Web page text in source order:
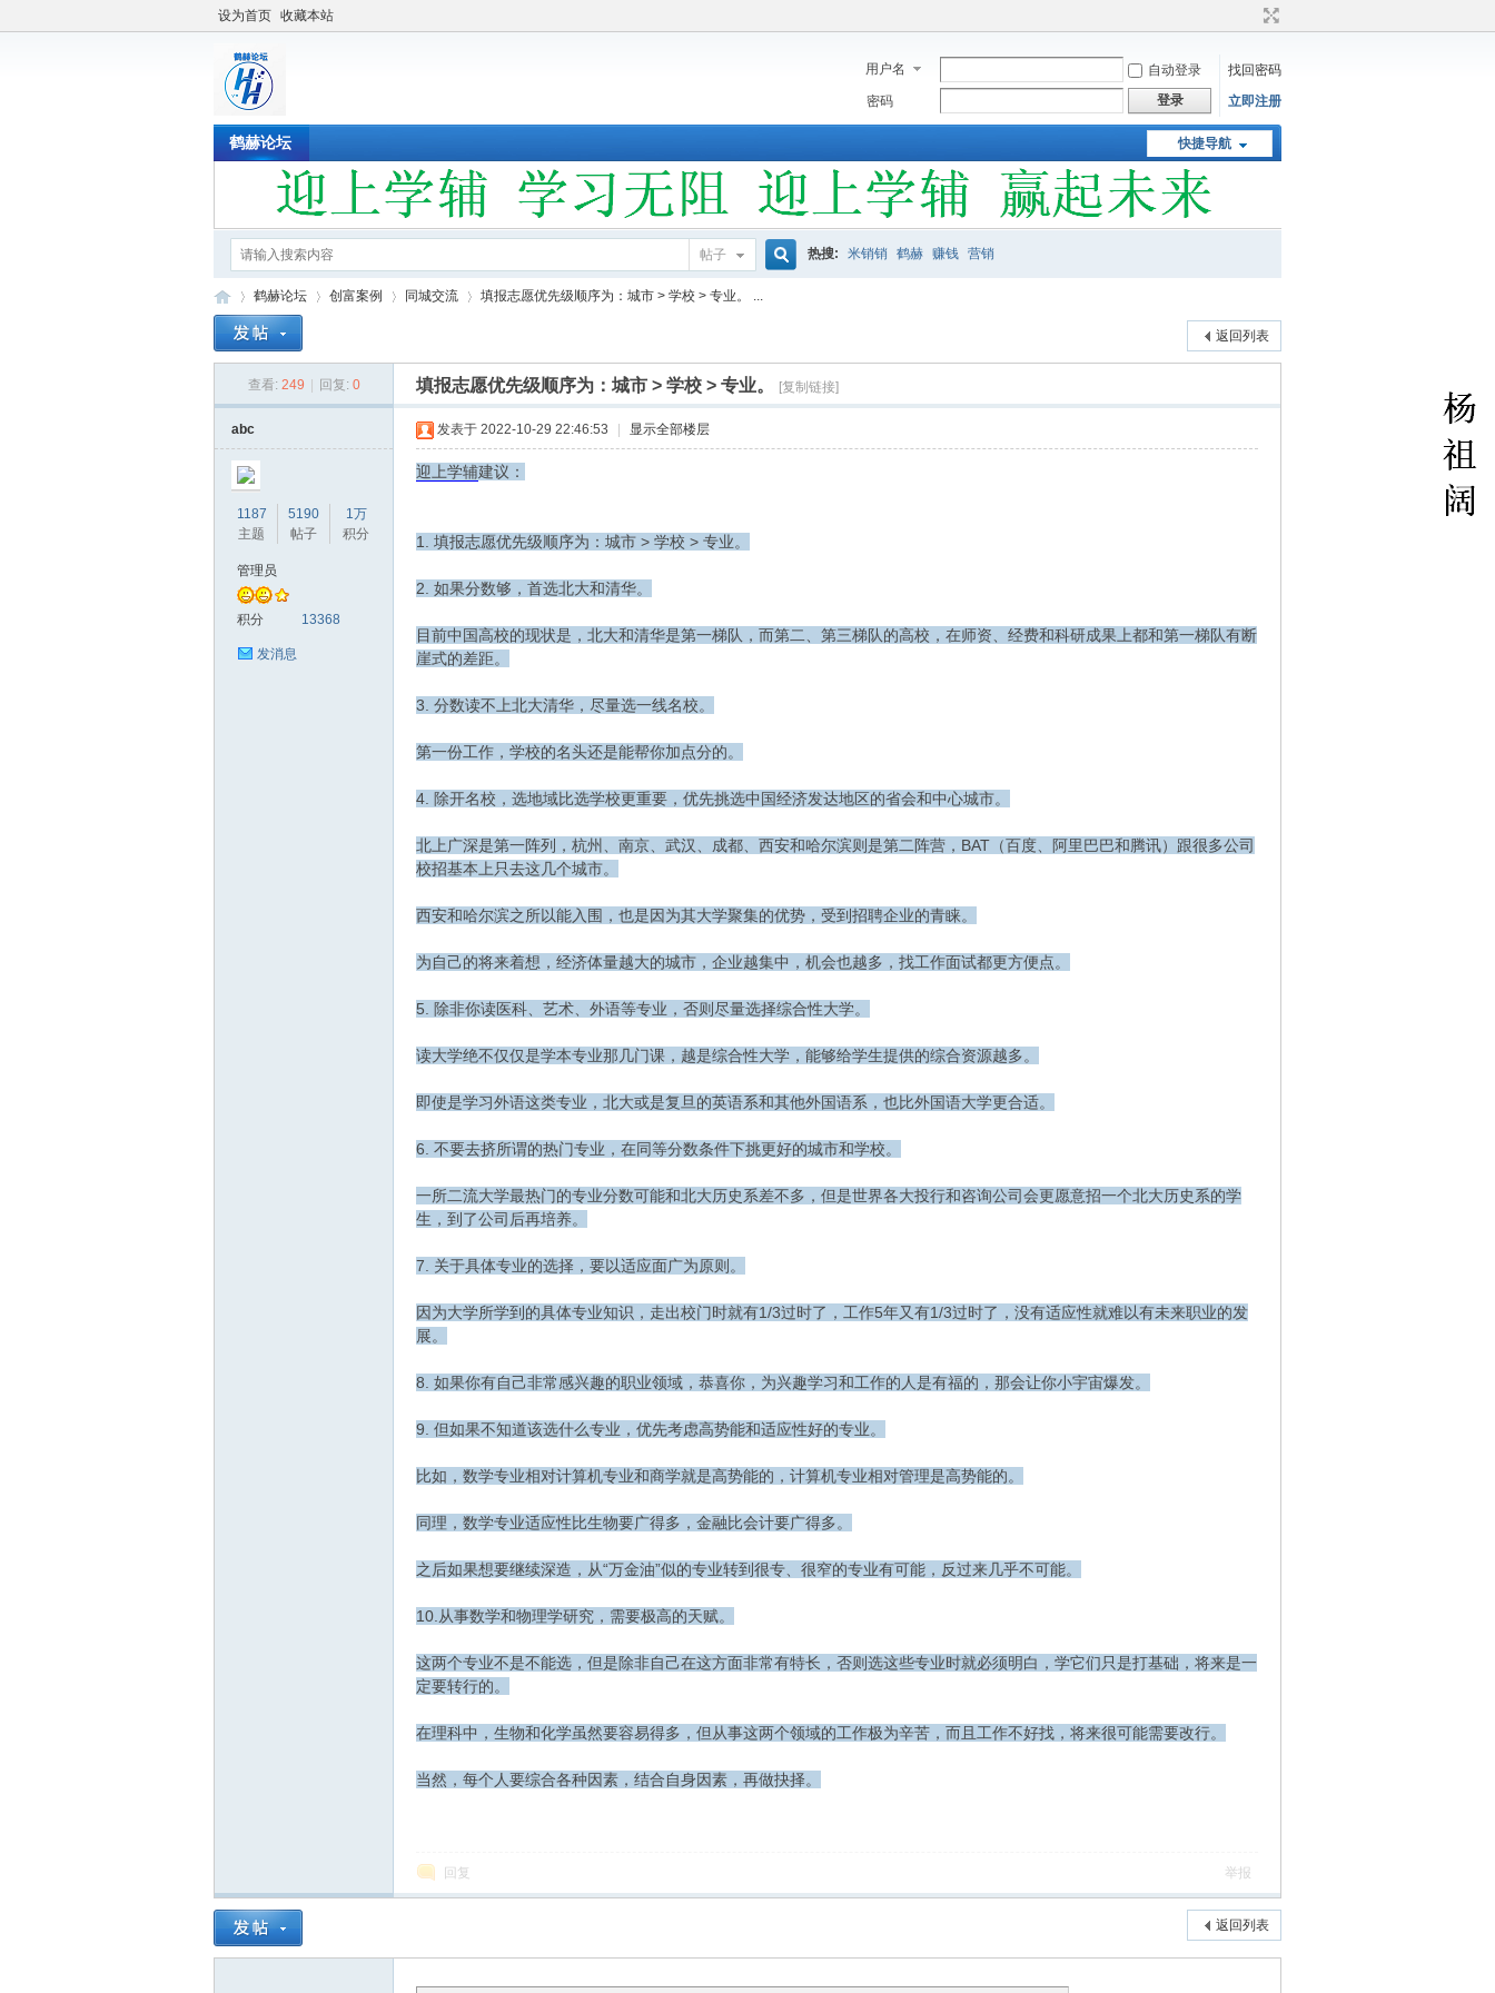
设为首页 收藏本站
用户名 自动登录
找回密码
密码
登录 立即注册
快捷导航
鹤赫论坛
帖子 热搜: 米销销 鹤赫 赚钱 营销
鹤赫论坛 创富案例 同城交流
›
填报志愿优先级顺序为：城市 > 学校 > 专业。 ...
返回列表
查看: 249 回复: 0 填报志愿优先级顺序为：城市 > 学校 > 专业。 [复制链接]
abc
1187
主题
5190
帖子
1万
积分
管理员
积分 13368
发消息
发表于 2022-10-29 22:46:53 显示全部楼层
迎上学辅建议：
1. 填报志愿优先级顺序为：城市 > 学校 > 专业。
2. 如果分数够，首选北大和清华。
目前中国高校的现状是，北大和清华是第一梯队，而第二、第三梯队的高校，在师资、经费和科研成果上都和第一梯队有断
崖式的差距。
3. 分数读不上北大清华，尽量选一线名校。
第一份工作，学校的名头还是能帮你加点分的。
4. 除开名校，选地域比选学校更重要，优先挑选中国经济发达地区的省会和中心城市。
北上广深是第一阵列，杭州、南京、武汉、成都、西安和哈尔滨则是第二阵营，BAT（百度、阿里巴巴和腾讯）跟很多公司
校招基本上只去这几个城市。
西安和哈尔滨之所以能入围，也是因为其大学聚集的优势，受到招聘企业的青睐。
为自己的将来着想，经济体量越大的城市，企业越集中，机会也越多，找工作面试都更方便点。
5. 除非你读医科、艺术、外语等专业，否则尽量选择综合性大学。
读大学绝不仅仅是学本专业那几门课，越是综合性大学，能够给学生提供的综合资源越多。
即使是学习外语这类专业，北大或是复旦的英语系和其他外国语系，也比外国语大学更合适。
6. 不要去挤所谓的热门专业，在同等分数条件下挑更好的城市和学校。
一所二流大学最热门的专业分数可能和北大历史系差不多，但是世界各大投行和咨询公司会更愿意招一个北大历史系的学
生，到了公司后再培养。
7. 关于具体专业的选择，要以适应面广为原则。
因为大学所学到的具体专业知识，走出校门时就有1/3过时了，工作5年又有1/3过时了，没有适应性就难以有未来职业的发
展。
8. 如果你有自己非常感兴趣的职业领域，恭喜你，为兴趣学习和工作的人是有福的，那会让你小宇宙爆发。
9. 但如果不知道该选什么专业，优先考虑高势能和适应性好的专业。
比如，数学专业相对计算机专业和商学就是高势能的，计算机专业相对管理是高势能的。
同理，数学专业适应性比生物要广得多，金融比会计要广得多。
之后如果想要继续深造，从“万金油”似的专业转到很专、很窄的专业有可能，反过来几乎不可能。
10.从事数学和物理学研究，需要极高的天赋。
这两个专业不是不能选，但是除非自己在这方面非常有特长，否则选这些专业时就必须明白，学它们只是打基础，将来是一
定要转行的。
在理科中，生物和化学虽然要容易得多，但从事这两个领域的工作极为辛苦，而且工作不好找，将来很可能需要改行。
当然，每个人要综合各种因素，结合自身因素，再做抉择。
回复 举报
返回列表